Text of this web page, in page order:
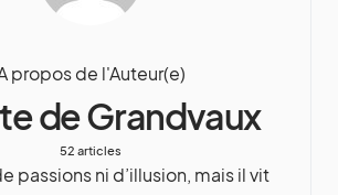
propos de l'Auteur(e)
de Grandvaux
52 articles
passions ni d’illusion, mais il vit